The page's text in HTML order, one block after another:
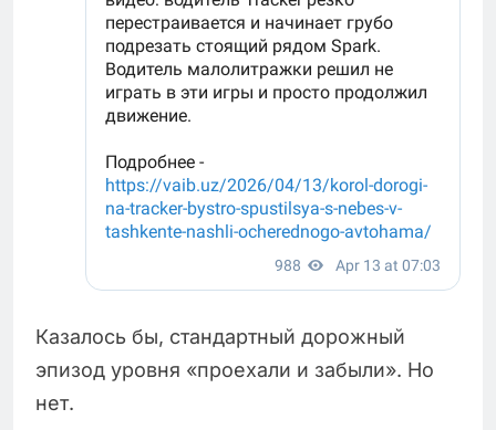
Казалось бы, стандартный дорожный
эпизод уровня «проехали и забыли». Но
нет.